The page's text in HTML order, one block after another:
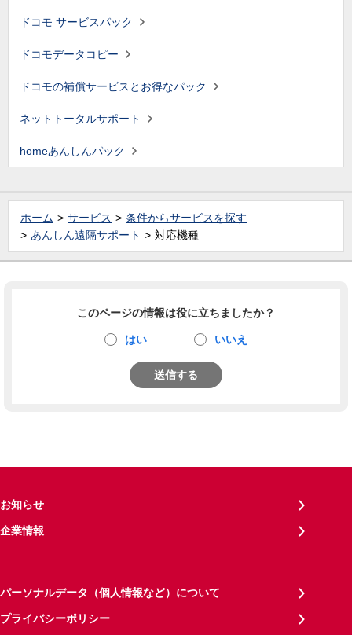
ドコモ サービスパック
ドコモデータコピー
ドコモの補償サービスとお得なパック
ネットトータルサポート
homeあんしんパック
ホーム サービス
条件からサービスを探す
あんしん遠隔サポート
対応機種
このページの情報は役に立ちましたか？
はい いいえ
送信する
お知らせ
企業情報
パーソナルデータ（個人情報など）について
プライバシーポリシー